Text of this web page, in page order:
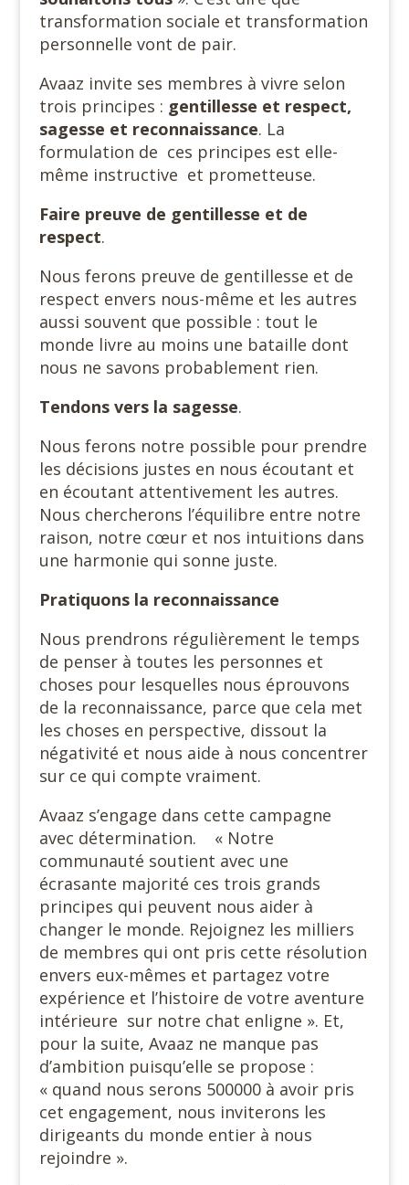
transformation sociale et transformation
personnelle vont de pair.
Avaaz invite ses membres à vivre selon
trois principes : gentillesse et respect,
sagesse et reconnaissance. La
formulation de ces principes est elle-
même instructive et prometteuse.
Faire preuve de gentillesse et de
respect.
Nous ferons preuve de gentillesse et de
respect envers nous-même et les autres
aussi souvent que possible : tout le
monde livre au moins une bataille dont
nous ne savons probablement rien.
Tendons vers la sagesse.
Nous ferons notre possible pour prendre
les décisions justes en nous écoutant et
en écoutant attentivement les autres.
Nous chercherons l’équilibre entre notre
raison, notre cœur et nos intuitions dans
une harmonie qui sonne juste.
Pratiquons la reconnaissance
Nous prendrons régulièrement le temps
de penser à toutes les personnes et
choses pour lesquelles nous éprouvons
de la reconnaissance, parce que cela met
les choses en perspective, dissout la
négativité et nous aide à nous concentrer
sur ce qui compte vraiment.
Avaaz s’engage dans cette campagne
avec détermination. « Notre
communauté soutient avec une
écrasante majorité ces trois grands
principes qui peuvent nous aider à
changer le monde. Rejoignez les milliers
de membres qui ont pris cette résolution
envers eux-mêmes et partagez votre
expérience et l’histoire de votre aventure
intérieure sur notre chat enligne ». Et,
pour la suite, Avaaz ne manque pas
d’ambition puisqu’elle se propose :
« quand nous serons 500000 à avoir pris
cet engagement, nous inviterons les
dirigeants du monde entier à nous
rejoindre ».